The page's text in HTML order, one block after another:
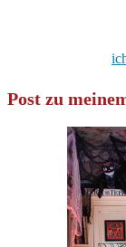
Post zu